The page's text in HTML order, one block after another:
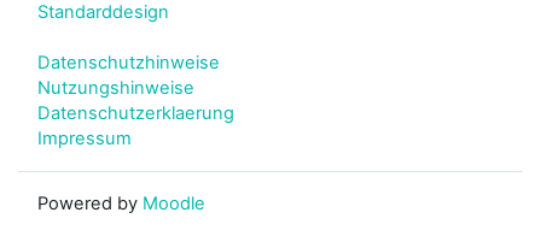
Standarddesign
Datenschutzhinweise
Nutzungshinweise
Datenschutzerklaerung
Impressum
Powered by Moodle